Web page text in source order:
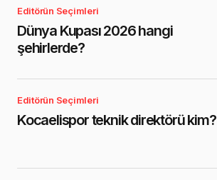
Editörün Seçimleri
Dünya Kupası 2026 hangi
şehirlerde?
Editörün Seçimleri
Kocaelispor teknik direktörü kim?